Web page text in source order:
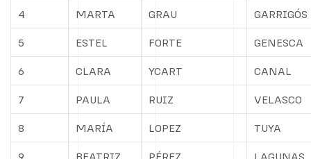
4 MARTA GRAU GARRIGÓS
5 ESTEL FORTE GENESCA
6 CLARA YCART CANAL
7 PAULA RUIZ VELASCO
8 MARÍA LOPEZ TUYA
9 BEATRIZ PÉREZ LAGUNAS